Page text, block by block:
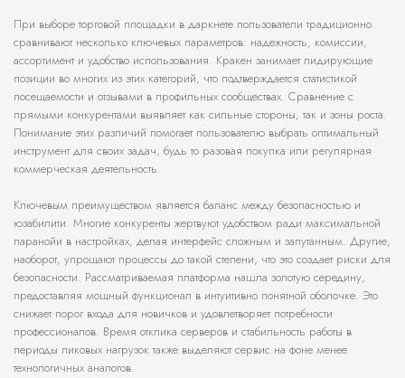
При выборе торговой площадки в даркнете пользователи традиционно
сравнивают несколько ключевых параметров: надежность, комиссии,
ассортимент и удобство использования. Кракен занимает лидирующие
позиции во многих из этих категорий, что подтверждается статистикой
посещаемости и отзывами в профильных сообществах. Сравнение с
прямыми конкурентами выявляет как сильные стороны, так и зоны роста.
Понимание этих различий помогает пользователю выбрать оптимальный
инструмент для своих задач, будь то разовая покупка или регулярная
коммерческая деятельность.
Ключевым преимуществом является баланс между безопасностью и
юзабилити. Многие конкуренты жертвуют удобством ради максимальной
паранойи в настройках, делая интерфейс сложным и запутанным. Другие,
наоборот, упрощают процессы до такой степени, что это создает риски для
безопасности. Рассматриваемая платформа нашла золотую середину,
предоставляя мощный функционал в интуитивно понятной оболочке. Это
снижает порог входа для новичков и удовлетворяет потребности
профессионалов. Время отклика серверов и стабильность работы в
периоды пиковых нагрузок также выделяют сервис на фоне менее
технологичных аналогов.